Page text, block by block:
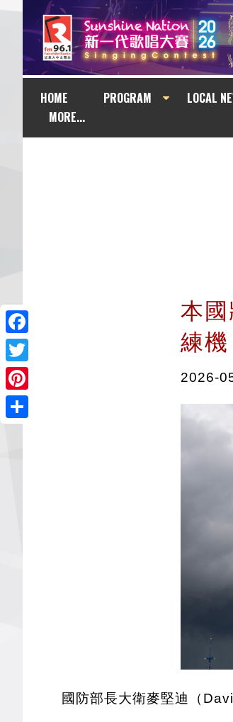
HOME PROGRAM LOCAL
MORE...
Facebook
Twitter
Pinterest
本
練
2026-
國防部長大衛麥堅迪（